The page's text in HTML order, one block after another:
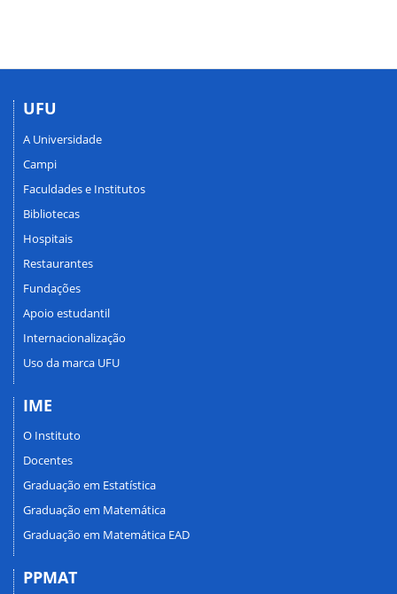
UFU
A Universidade
Campi
Faculdades e Institutos
Bibliotecas
Hospitais
Restaurantes
Fundações
Apoio estudantil
Internacionalização
Uso da marca UFU
IME
O Instituto
Docentes
Graduação em Estatística
Graduação em Matemática
Graduação em Matemática EAD
PPMAT